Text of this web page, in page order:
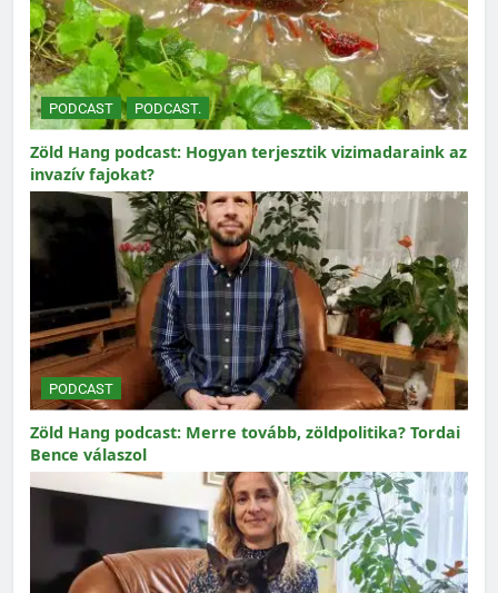
PODCAST PODCAST.
Zöld Hang podcast: Hogyan terjesztik vizimadaraink az
invazív fajokat?
PODCAST
Zöld Hang podcast: Merre tovább, zöldpolitika? Tordai
Bence válaszol